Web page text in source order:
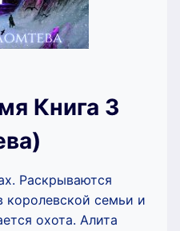
Книга 3
Раскрываются
королевской семьи и
охота. Алита